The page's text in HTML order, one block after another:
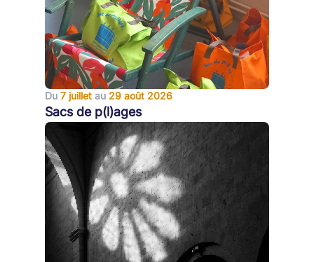
Du 7 juillet au 29 août 2026
Sacs de p(l)ages